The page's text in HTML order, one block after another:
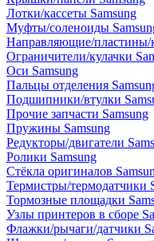
Лотки/кассеты Samsung
Муфты/соленоиды
Направляющие/пластины/
Ограничители/кулачки
Оси Samsung
Пальцы отделения
Подшипники/втулки
Прочие запчасти Samsung
Пружины Samsung
Редукторы/двигатели
Ролики Samsung
Стёкла оригиналов
Термистры/термодатчики
Тормозные площадки
Узлы принтеров в сборе
Флажки/рычаги/датчики